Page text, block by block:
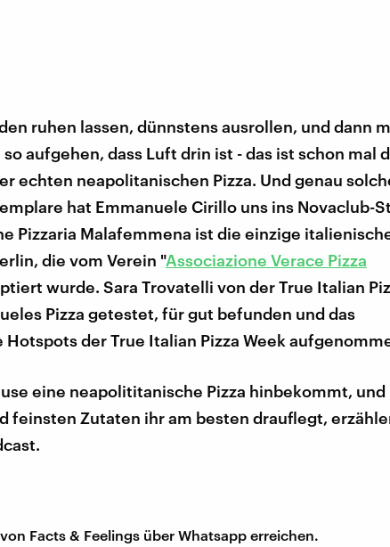
ruhen lassen, dünnstens ausrollen, und dann
aufgehen, dass Luft drin ist - das ist schon mal
echten neapolitanischen Pizza. Und genau
hat Emmanuele Cirillo uns ins Novaclub-
Pizzaria Malafemmena ist die einzige
die vom Verein "Associazione Verace Pizza
wurde. Sara Trovatelli von der True Italian
Pizza getestet, für gut befunden und das
Hotspots der True Italian Pizza Week
eine neapolititanische Pizza hinbekommt, und
feinsten Zutaten ihr am besten drauflegt,
Facts & Feelings über Whatsapp erreichen.